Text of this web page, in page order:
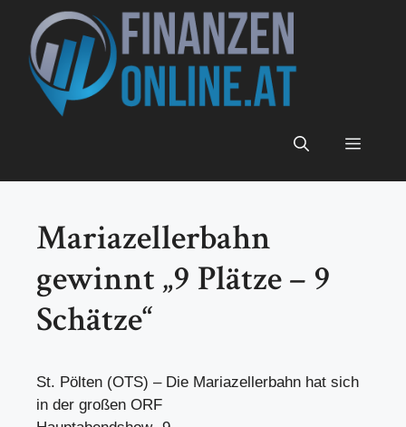
Inhalt
springen
Menü
Mariazellerbahn
gewinnt „9 Plätze – 9
Schätze“
St. Pölten (OTS) – Die Mariazellerbahn hat sich
in der großen ORF